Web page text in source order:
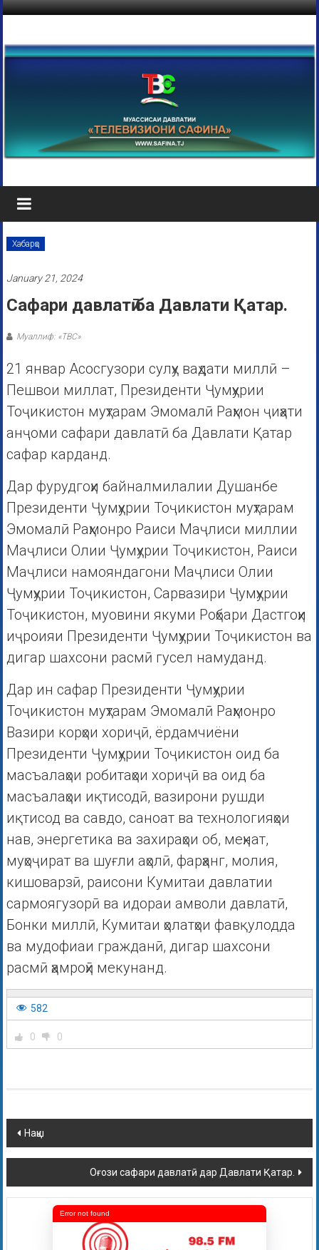
Хабарҳо
January 21, 2024
Сафари давлатӣ ба Давлати Қатар.
Муаллиф: «ТВС»
21 январ Асосгузори сулҳу ваҳдати миллӣ –
Пешвои миллат, Президенти Ҷумҳурии
Тоҷикистон муҳтарам Эмомалӣ Раҳмон ҷиҳати
анҷоми сафари давлатӣ ба Давлати Қатар
сафар карданд.
Дар фурудгоҳи байналмилалии Душанбе
Президенти Ҷумҳурии Тоҷикистон муҳтарам
Эмомалӣ Раҳмонро Раиси Маҷлиси миллии
Маҷлиси Олии Ҷумҳурии Тоҷикистон, Раиси
Маҷлиси намояндагони Маҷлиси Олии
Ҷумҳурии Тоҷикистон, Сарвазири Ҷумҳурии
Тоҷикистон, муовини якуми Роҳбари Дастгоҳи
иҷроияи Президенти Ҷумҳурии Тоҷикистон ва
дигар шахсони расмӣ гусел намуданд.
Дар ин сафар Президенти Ҷумҳурии
Тоҷикистон муҳтарам Эмомалӣ Раҳмонро
Вазири корҳои хориҷӣ, ёрдамчиёни
Президенти Ҷумҳурии Тоҷикистон оид ба
масъалаҳои робитаҳои хориҷӣ ва оид ба
масъалаҳои иқтисодӣ, вазирони рушди
иқтисод ва савдо, саноат ва технологияҳои
нав, энергетика ва захираҳои об, меҳнат,
муҳоҷират ва шуғли аҳолӣ, фарҳанг, молия,
кишоварзӣ, раисони Кумитаи давлатии
сармоягузорӣ ва идораи амволи давлатӣ,
Бонки миллӣ, Кумитаи ҳолатҳои фавқулодда
ва мудофиаи гражданӣ, дигар шахсони
расмӣ ҳамроҳӣ мекунанд.
582
0 0
Нақш
Оғози сафари давлатӣ дар Давлати Қатар.
Error not found